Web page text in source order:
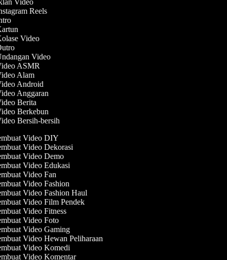
Video
Reels
Video
Video
ASMR
Alam
Android
Anggaran
Berita
Berkebun
Bersih-bersih
Video DIY
Video Dekorasi
Video Demo
Video Edukasi
Video Fan
Video Fashion
Video Fashion Haul
Video Film Pendek
Video Fitness
Video Foto
Video Gaming
Video Hewan Peliharaan
Video Komedi
Video Komentar